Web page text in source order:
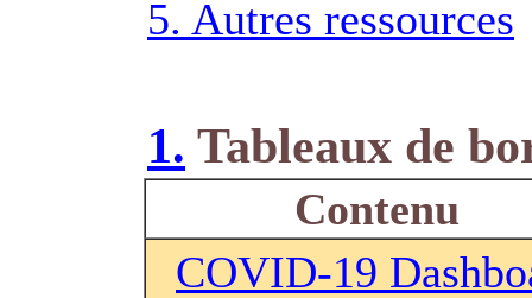
5. Autres ressources
1. Tableaux de
Contenu
COVID-19